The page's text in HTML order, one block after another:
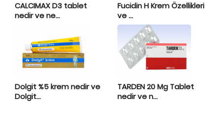
CALCIMAX D3 tablet
nedir ve ne...
Fucidin H Krem Özellikleri
ve ...
Dolgit %5 krem nedir ve
Dolgit...
TARDEN 20 Mg Tablet
nedir ve n...